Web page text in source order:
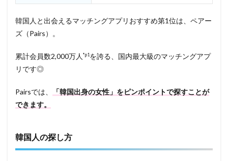
韓国人と出会えるマッチングアプリおすすめ第1位は、ペアー
ズ（Pairs）。
累計会員数2,000万人 *p1を誇る、国内最大級のマッチングアプ
リです◎
Pairsでは、
「韓国出身の女性」をピンポイントで探すことが
できます。
韓国人の探し方